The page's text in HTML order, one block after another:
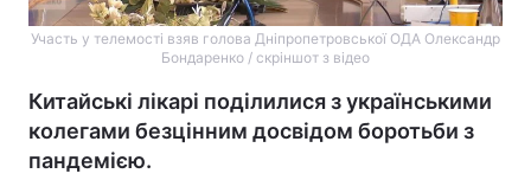
Участь у телемості взяв голова Дніпропетровської ОДА Олександр
Бондаренко / скріншот з відео
Китайські лікарі поділилися з українськими
колегами безцінним досвідом боротьби з
пандемією.